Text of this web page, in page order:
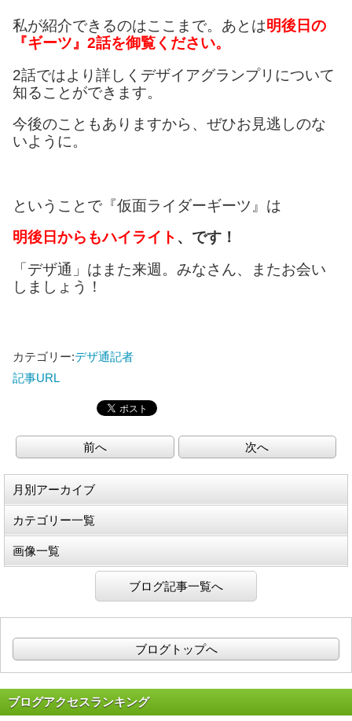
私が紹介できるのはここまで。あとは明後日の
『ギーツ』2話を御覧ください。
2話ではより詳しくデザイアグランプリについて
知ることができます。
今後のこともありますから、ぜひお見逃しのな
いように。
ということで『仮面ライダーギーツ』は
明後日からもハイライト 、です！
「デザ通」はまた来週。みなさん、またお会い
しましょう！
カテゴリー:デザ通記者
記事URL
前へ 次へ
月別アーカイブ
カテゴリー一覧
画像一覧
ブログ記事一覧へ
ブログトップへ
ブログアクセスランキング